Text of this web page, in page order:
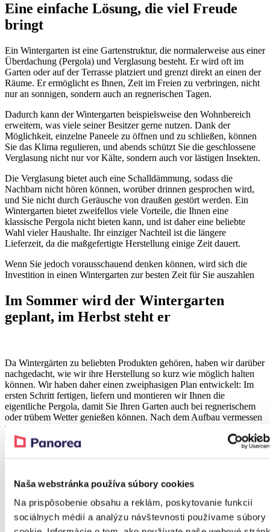
Naša webstránka používa súbory cookies
Na prispôsobenie obsahu a reklám, poskytovanie funkcií
sociálnych médií a analýzu návštevnosti používame súbory
Eine einfache Lösung, die viel Freude
bringt
Ein Wintergarten ist eine Gartenstruktur, die normalerweise aus einer
Überdachung (Pergola) und Verglasung besteht. Er wird oft im
Garten oder auf der Terrasse platziert und grenzt direkt an einen der
Räume. Er ermöglicht es Ihnen, Zeit im Freien zu verbringen, nicht
nur an sonnigen, sondern auch an regnerischen Tagen.
Dadurch kann der Wintergarten beispielsweise den Wohnbereich
erweitern, was viele seiner Besitzer gerne nutzen. Dank der
Möglichkeit, einzelne Paneele zu öffnen und zu schließen, können
Sie das Klima regulieren, und abends schützt Sie die geschlossene
Verglasung nicht nur vor Kälte, sondern auch vor lästigen Insekten.
Die Verglasung bietet auch eine Schalldämmung, sodass die
Nachbarn nicht hören können, worüber drinnen gesprochen wird,
und Sie nicht durch Geräusche von draußen gestört werden. Ein
Wintergarten bietet zweifellos viele Vorteile, die Ihnen eine
klassische Pergola nicht bieten kann, und ist daher eine beliebte
Wahl vieler Haushalte. Ihr einziger Nachteil ist die längere
Lieferzeit, da die maßgefertigte Herstellung einige Zeit dauert.
Wenn Sie jedoch vorausschauend denken können, wird sich die
Investition in einen Wintergarten zur besten Zeit für Sie auszahlen
Im Sommer wird der Wintergarten
geplant, im Herbst steht er
Da Wintergärten zu beliebten Produkten gehören, haben wir darüber
nachgedacht, wie wir ihre Herstellung so kurz wie möglich halten
können. Wir haben daher einen zweiphasigen Plan entwickelt: Im
ersten Schritt fertigen, liefern und montieren wir Ihnen die
eigentliche Pergola, damit Sie Ihren Garten auch bei regnerischem
oder trübem Wetter genießen können. Nach dem Aufbau vermessen
wir sofort die seitliche Verglasung und geben die Bestellung für
deren Herstellung auf.
fertigstellen. Gerade mit dem Einsetzen kühlerer Tage wird er
geschlossen, und Sie können dank verschiedener Arten von
Heizungen (und manchmal sogar nur dank eines sonnigen Tages bis
in den November hinein) den Aufenthalt im Freien mit dem Komfort
des Innenraums genießen.